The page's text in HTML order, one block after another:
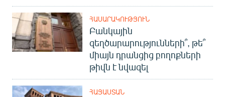
ՀԱՍԱՐԱԿՈՒԹՅՈՒՆ
Բանկային
զեղծարարությունների՞, թե՞
միայն դրանցից բողոքների
թիվն է նվազել
ՀԱՅԱՍՏԱՆ